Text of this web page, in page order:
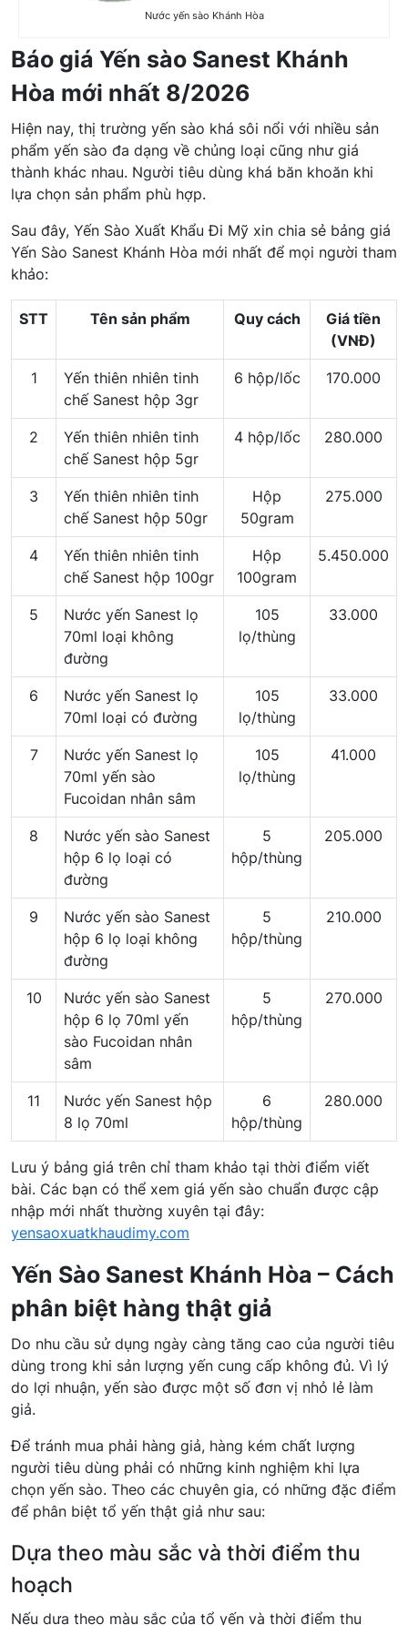
Nước yến sào Khánh Hòa
Báo giá Yến sào Sanest Khánh
Hòa mới nhất 8/2026
Hiện nay, thị trường yến sào khá sôi nổi với nhiều sản
phẩm yến sào đa dạng về chủng loại cũng như giá
thành khác nhau. Người tiêu dùng khá băn khoăn khi
lựa chọn sản phẩm phù hợp.
Sau đây, Yến Sào Xuất Khẩu Đi Mỹ xin chia sẻ bảng giá
Yến Sào Sanest Khánh Hòa mới nhất để mọi người tham
khảo:
STT Tên sản phẩm Quy cách
Giá tiền
(VNĐ)
1
Yến thiên nhiên tinh
chế Sanest hộp 3gr
6 hộp/lốc 170.000
2
Yến thiên nhiên tinh
chế Sanest hộp 5gr
4 hộp/lốc 280.000
3
Yến thiên nhiên tinh
chế Sanest hộp 50gr
Hộp
50gram
275.000
4
Yến thiên nhiên tinh
chế Sanest hộp 100gr
Hộp
100gram
5.450.000
5
Nước yến Sanest lọ
70ml loại không
đường
105
lọ/thùng
33.000
6
Nước yến Sanest lọ
70ml loại có đường
105
lọ/thùng
33.000
7
Nước yến Sanest lọ
70ml yến sào
Fucoidan nhân sâm
105
lọ/thùng
41.000
8
Nước yến sào Sanest
hộp 6 lọ loại có
đường
5
hộp/thùng
205.000
9
Nước yến sào Sanest
hộp 6 lọ loại không
đường
5
hộp/thùng
210.000
10
Nước yến sào Sanest
hộp 6 lọ 70ml yến
sào Fucoidan nhân
sâm
5
hộp/thùng
270.000
11
Nước yến Sanest hộp
8 lọ 70ml
6
hộp/thùng
280.000
Lưu ý bảng giá trên chỉ tham khảo tại thời điểm viết
bài. Các bạn có thể xem giá yến sào chuẩn được cập
nhập mới nhất thường xuyên tại đây:
yensaoxuatkhaudimy.com
Yến Sào Sanest Khánh Hòa – Cách
phân biệt hàng thật giả
Do nhu cầu sử dụng ngày càng tăng cao của người tiêu
dùng trong khi sản lượng yến cung cấp không đủ. Vì lý
do lợi nhuận, yến sào được một số đơn vị nhỏ lẻ làm
giả.
Để tránh mua phải hàng giả, hàng kém chất lượng
người tiêu dùng phải có những kinh nghiệm khi lựa
chọn yến sào. Theo các chuyên gia, có những đặc điểm
để phân biệt tổ yến thật giả như sau:
Dựa theo màu sắc và thời điểm thu
hoạch
Nếu dựa theo màu sắc của tổ yến và thời điểm thu